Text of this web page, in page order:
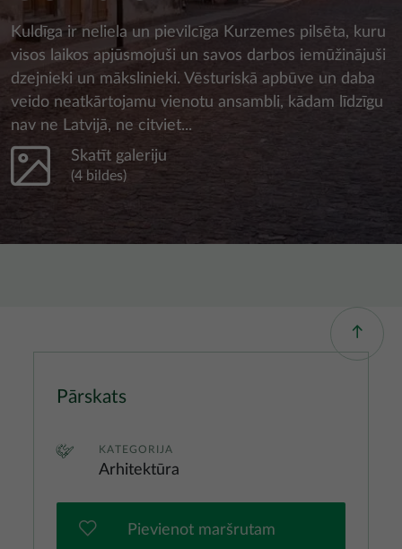
Kuldīga ir neliela un pievilcīga Kurzemes pilsēta, kuru
visos laikos apjūsmojuši un savos darbos iemūžinājuši
dzejnieki un mākslinieki. Vēsturiskā apbūve un daba
veido neatkārtojamu vienotu ansambli, kādam līdzīgu
nav ne Latvijā, ne citviet...
Skatīt galeriju
(4 bildes)
Pārskats
KATEGORIJA
Arhitektūra
Pievienot maršrutam